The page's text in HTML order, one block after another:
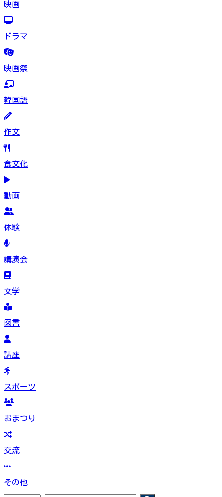
映画
ドラマ
映画祭
韓国語
作文
食文化
動画
体験
講演会
文学
図書
講座
スポーツ
おまつり
交流
その他